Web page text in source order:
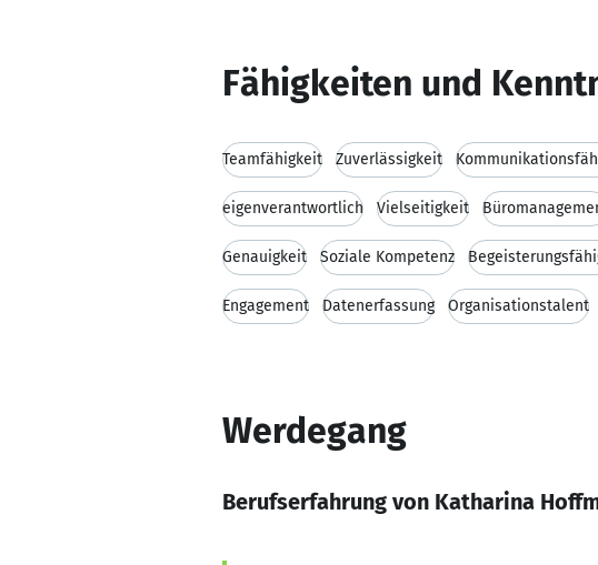
Fähigkeiten und
Teamfähigkeit Zuverlässigkeit
eigenverantwortlich Vielseitigkeit
Genauigkeit Soziale Kompetenz
Engagement Datenerfassung Organisationstalent
Werdegang
Berufserfahrung von Katharina